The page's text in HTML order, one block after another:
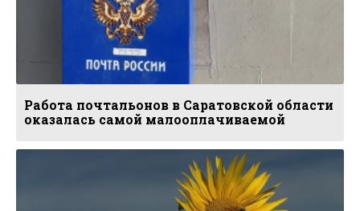
Работа почтальонов в Саратовской области
оказалась самой малооплачиваемой